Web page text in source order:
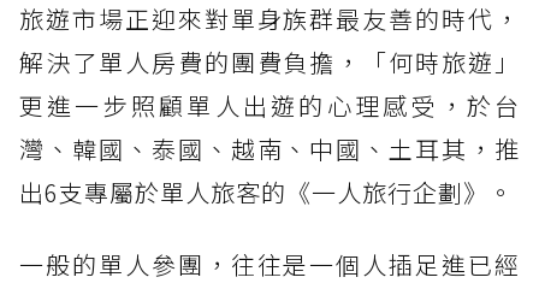
旅遊市場正迎來對單身族群最友善的時代，
解決了單人房費的團費負擔，「何時旅遊」
更進一步照顧單人出遊的心理感受，於台
灣、韓國、泰國、越南、中國、土耳其，推
出6支專屬於單人旅客的《一人旅行企劃》。
一般的單人參團，往往是一個人插足進已經